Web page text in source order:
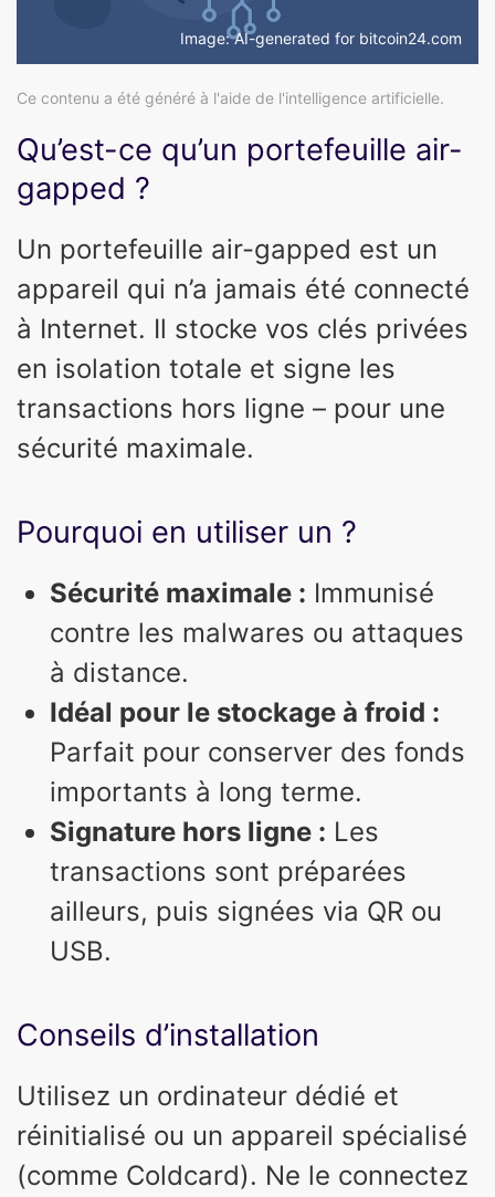
Image: AI-generated for bitcoin24.com
Ce contenu a été généré à l'aide de l'intelligence artificielle.
Qu’est-ce qu’un portefeuille air-
gapped ?
Un portefeuille air-gapped est un
appareil qui n’a jamais été connecté
à Internet. Il stocke vos clés privées
en isolation totale et signe les
transactions hors ligne – pour une
sécurité maximale.
Pourquoi en utiliser un ?
Sécurité maximale : Immunisé
contre les malwares ou attaques
à distance.
Idéal pour le stockage à froid :
Parfait pour conserver des fonds
importants à long terme.
Signature hors ligne : Les
transactions sont préparées
ailleurs, puis signées via QR ou
USB.
Conseils d’installation
Utilisez un ordinateur dédié et
réinitialisé ou un appareil spécialisé
(comme Coldcard). Ne le connectez